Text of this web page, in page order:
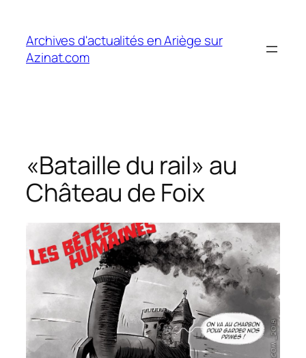
contenu
Archives d'actualités en Ariège sur
Azinat.com
«Bataille du rail» au
Château de Foix